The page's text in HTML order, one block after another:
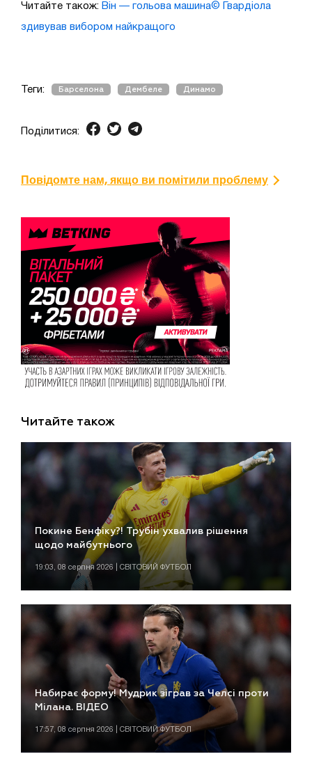
Читайте також: Він — гольова машина© Гвардіола
здивував вибором найкращого
Теги: Барселона Дембеле Динамо
Поділитися:
Повідомте нам, якщо ви помітили проблему
Читайте також
Покине Бенфіку?! Трубін ухвалив рішення
щодо майбутнього
19:03, 08 серпня 2026 | СВІТОВИЙ ФУТБОЛ
Набирає форму! Мудрик зіграв за Челсі проти
Мілана. ВІДЕО
17:57, 08 серпня 2026 | СВІТОВИЙ ФУТБОЛ